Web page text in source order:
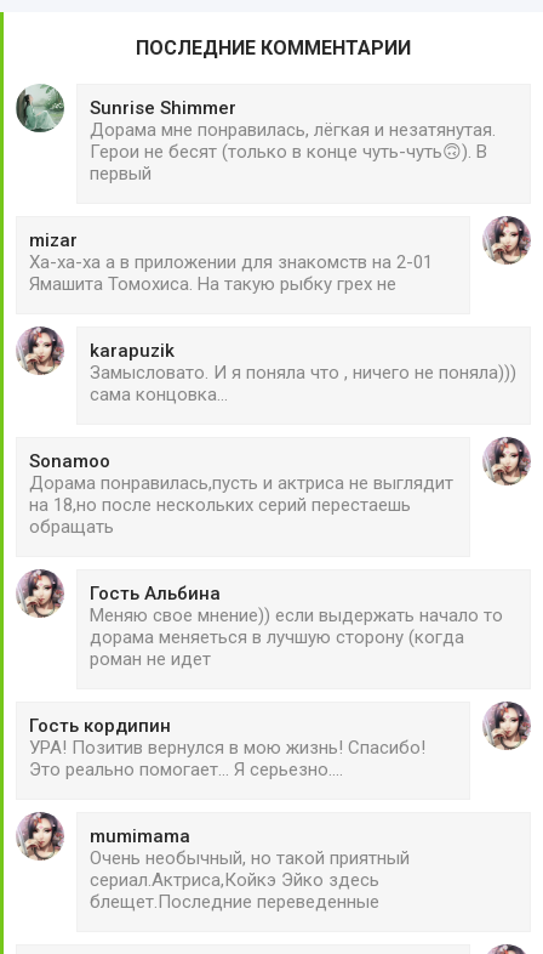
ПОСЛЕДНИЕ КОММЕНТАРИИ
Sunrise Shimmer
Дорама мне понравилась, лёгкая и незатянутая.
Герои не бесят (только в конце чуть-чуть🙃). В
первый
mizar
Ха-ха-ха а в приложении для знакомств на 2-01
Ямашита Томохиса. На такую рыбку грех не
karapuzik
Замысловато. И я поняла что , ничего не поняла)))
сама концовка...
Sonamoo
Дорама понравилась,пусть и актриса не выглядит
на 18,но после нескольких серий перестаешь
обращать
Гость Альбина
Меняю свое мнение)) если выдержать начало то
дорама меняеться в лучшую сторону (когда
роман не идет
Гость кордипин
УРА! Позитив вернулся в мою жизнь! Спасибо!
Это реально помогает... Я серьезно....
mumimama
Очень необычный, но такой приятный
сериал.Актриса,Койкэ Эйко здесь
блещет.Последние переведенные